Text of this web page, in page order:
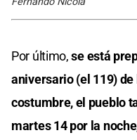
Por último,se está
aniversario (el 119)
costumbre, el pueblo
martes 14 por la